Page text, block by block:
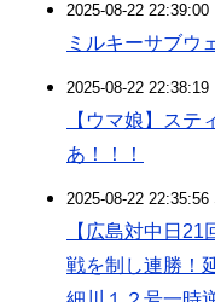
2025-08-22
ミルキーサブウ
2025-08-22
【ウマ娘】ステ
あ！！！
2025-08-22
【広島対中日
戦を制し連勝！